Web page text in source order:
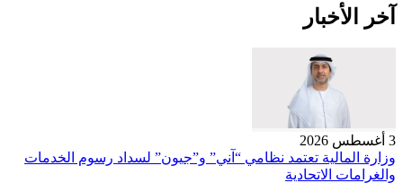
آخر الأخبار
3 أغسطس 2026
وزارة المالية تعتمد نظامي “آني” و”جيون” لسداد رسوم الخدمات
والغرامات الاتحادية